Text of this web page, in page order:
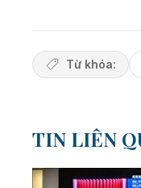
Từ khóa:
TIN LIÊN